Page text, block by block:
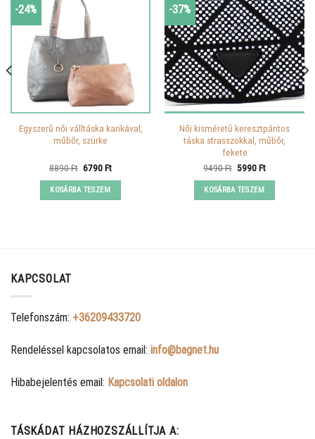
-24%
Egyszerű női válltáska karikával,
műbőr, szürke
8890Ft Original
was:
8890 Ft.
6790FtCurrent
KOSÁRBA TESZEM
-37%
Női kisméretű keresztpántos
táska strasszokkal, műbőr,
fekete
9490Ft Original
was:
9490 Ft.
5990FtCurrent
KOSÁRBA TESZEM
KAPCSOLAT
Telefonszám: +36209433720
Rendeléssel kapcsolatos email: info@bagnet.hu
Hibabejelentés email: Kapcsolati oldalon
TÁSKÁDAT HÁZHOZSZÁLLÍTJA A: